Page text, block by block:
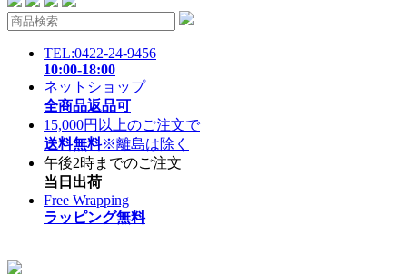
TEL:0422-24-9456
10:00-18:00
ネットショップ
全商品返品可
15,000円以上のご注文で
送料無料※離島は除く
午後2時までのご注文
当日出荷
Free Wrapping
ラッピング無料